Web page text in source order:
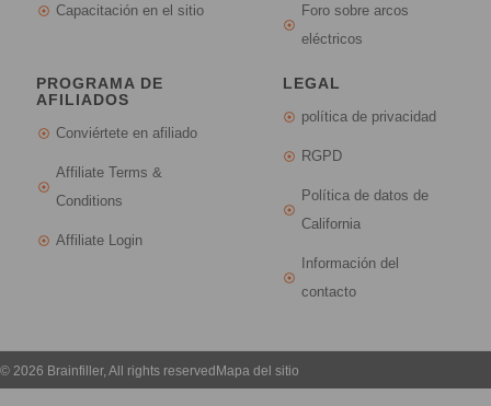
Capacitación en el sitio
Foro sobre arcos
eléctricos
PROGRAMA DE
AFILIADOS
Conviértete en afiliado
Affiliate Terms &
Conditions
Affiliate Login
LEGAL
política de privacidad
RGPD
Política de datos de
California
Información del
contacto
© 2026 Brainfiller, All rights reserved Mapa del sitio